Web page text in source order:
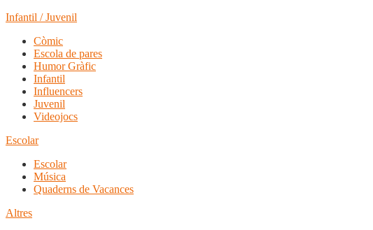
Infantil / Juvenil
Còmic
Escola de pares
Humor Gràfic
Infantil
Influencers
Juvenil
Videojocs
Escolar
Escolar
Música
Quaderns de Vacances
Altres